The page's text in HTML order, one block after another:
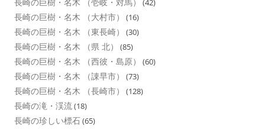
(42)
長崎の巨樹・名木 （大村市） (16)
長崎の巨樹・名木 （東長崎） (30)
長崎の巨樹・名木 （県 北） (85)
長崎の巨樹・名木 （西彼・島原） (60)
長崎の巨樹・名木 （諌早市） (73)
長崎の巨樹・名木 （長崎市） (128)
長崎の滝・渓流(18)
長崎の珍しい標石(65)